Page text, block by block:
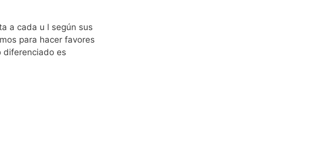
a cada u l según sus
para hacer favores
es